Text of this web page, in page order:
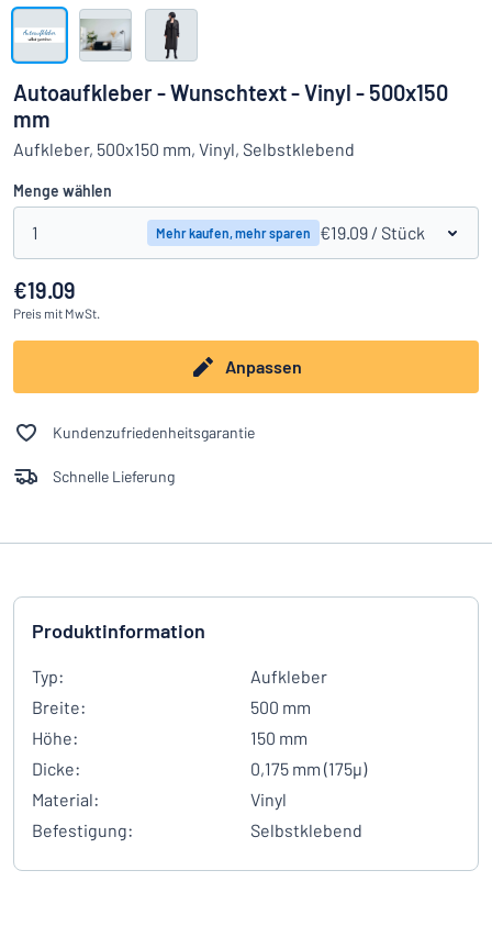
Das Gesuchte nicht gefunden?
Alle Kategorien anzeigen
Einloggen
Autoaufkleber - Wunschtext - Vinyl - 500x150
mm
Aufkleber, 500x150 mm, Vinyl, Selbstklebend
Menge wählen
1 Mehr kaufen, mehr sparen €19.09 / Stück
€19.09
Preis mit MwSt.
Anpassen
Kundenzufriedenheitsgarantie
Schnelle Lieferung
Produktinformation
Typ:
Aufkleber
Breite:
500 mm
Höhe:
150 mm
Dicke:
0,175 mm (175µ)
Material:
Vinyl
Befestigung:
Selbstklebend